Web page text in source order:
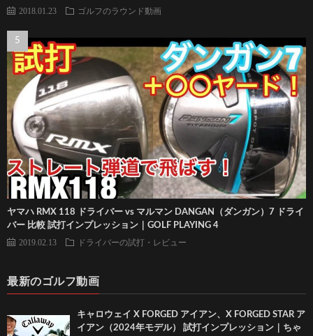
2018.01.23 ゴルフのラウンド動画
ヤマハ RMX 118 ドライバー vs マルマン DANGAN（ダンガン）7 ドライ
バー 比較 試打インプレッション｜GOLF PLAYING 4
2019.02.13 ドライバーの試打・レビュー
最新のゴルフ動画
キャロウェイ X FORGED アイアン、X FORGED STAR ア
イアン（2024年モデル） 試打インプレッション｜ちゃ